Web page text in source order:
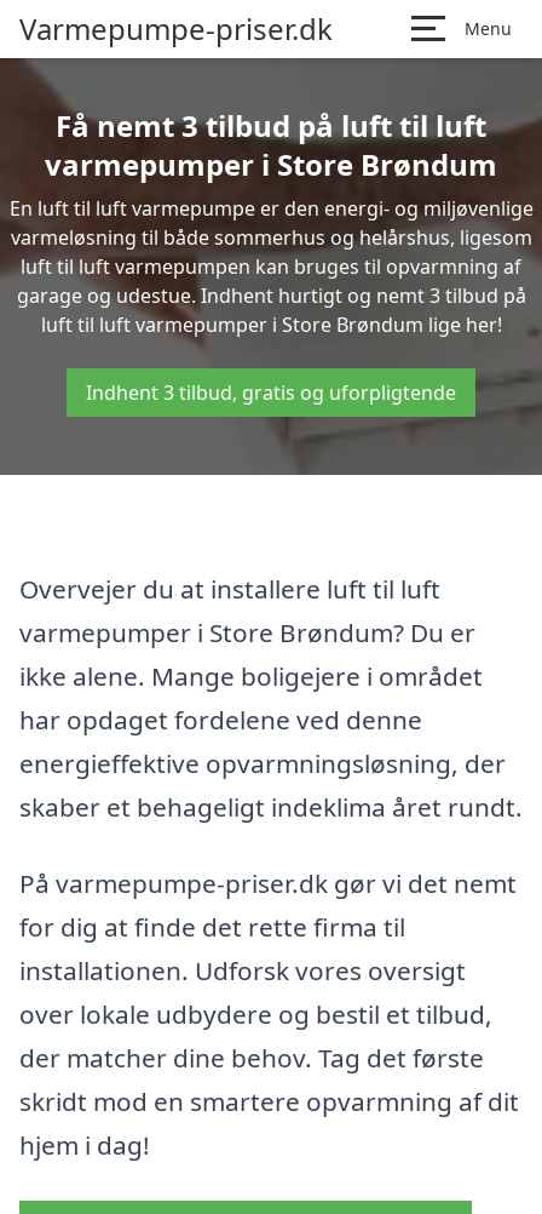
Varmepumpe-priser.dk Menu
Få nemt 3 tilbud på luft til luft
varmepumper i Store Brøndum
En luft til luft varmepumpe er den energi- og miljøvenlige
varmeløsning til både sommerhus og helårshus, ligesom
luft til luft varmepumpen kan bruges til opvarmning af
garage og udestue. Indhent hurtigt og nemt 3 tilbud på
luft til luft varmepumper i Store Brøndum lige her!
Indhent 3 tilbud, gratis og uforpligtende
Overvejer du at installere luft til luft
varmepumper i Store Brøndum? Du er
ikke alene. Mange boligejere i området
har opdaget fordelene ved denne
energieffektive opvarmningsløsning, der
skaber et behageligt indeklima året rundt.
På varmepumpe-priser.dk gør vi det nemt
for dig at finde det rette firma til
installationen. Udforsk vores oversigt
over lokale udbydere og bestil et tilbud,
der matcher dine behov. Tag det første
skridt mod en smartere opvarmning af dit
hjem i dag!